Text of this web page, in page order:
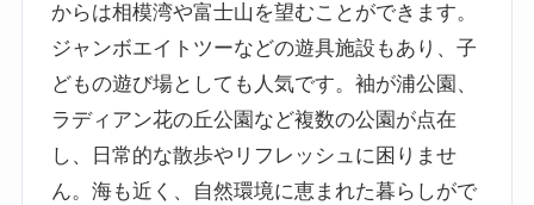
からは相模湾や富士山を望むことができます。
ジャンボエイトツーなどの遊具施設もあり、子
どもの遊び場としても人気です。袖が浦公園、
ラディアン花の丘公園など複数の公園が点在
し、日常的な散歩やリフレッシュに困りませ
ん。海も近く、自然環境に恵まれた暮らしがで